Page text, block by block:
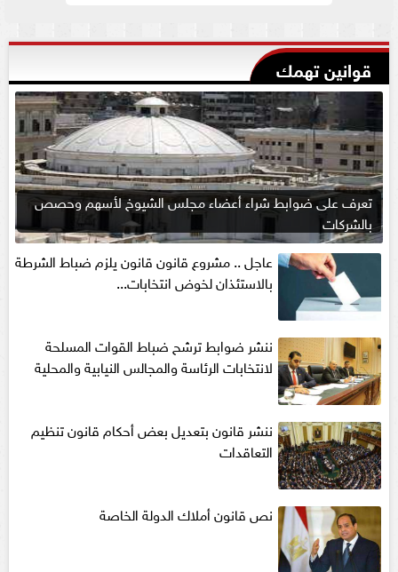
قوانين تهمك
تعرف على ضوابط شراء أعضاء مجلس الشيوخ لأسهم وحصص
بالشركات
عاجل .. مشروع قانون قانون يلزم ضباط الشرطة
بالاستئذان لخوض انتخابات...
ننشر ضوابط ترشح ضباط القوات المسلحة
لانتخابات الرئاسة والمجالس النيابية والمحلية‎
ننشر قانون بتعديل بعض أحكام قانون تنظيم
التعاقدات
نص قانون أملاك الدولة الخاصة